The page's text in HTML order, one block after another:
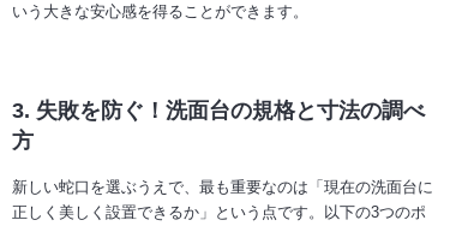
いう大きな安心感を得ることができます。
3. 失敗を防ぐ！洗面台の規格と寸法の調べ
方
新しい蛇口を選ぶうえで、最も重要なのは「現在の洗面台に
正しく美しく設置できるか」という点です。以下の3つのポ